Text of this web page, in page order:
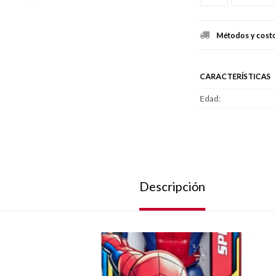
Métodos y
CARACTERÍSTICAS
Edad
Descripción